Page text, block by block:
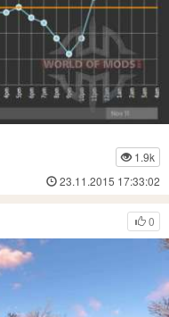
1.9k
23.11.2015 17:33:02
0